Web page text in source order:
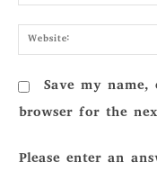
Save my
browser for the
Please enter an